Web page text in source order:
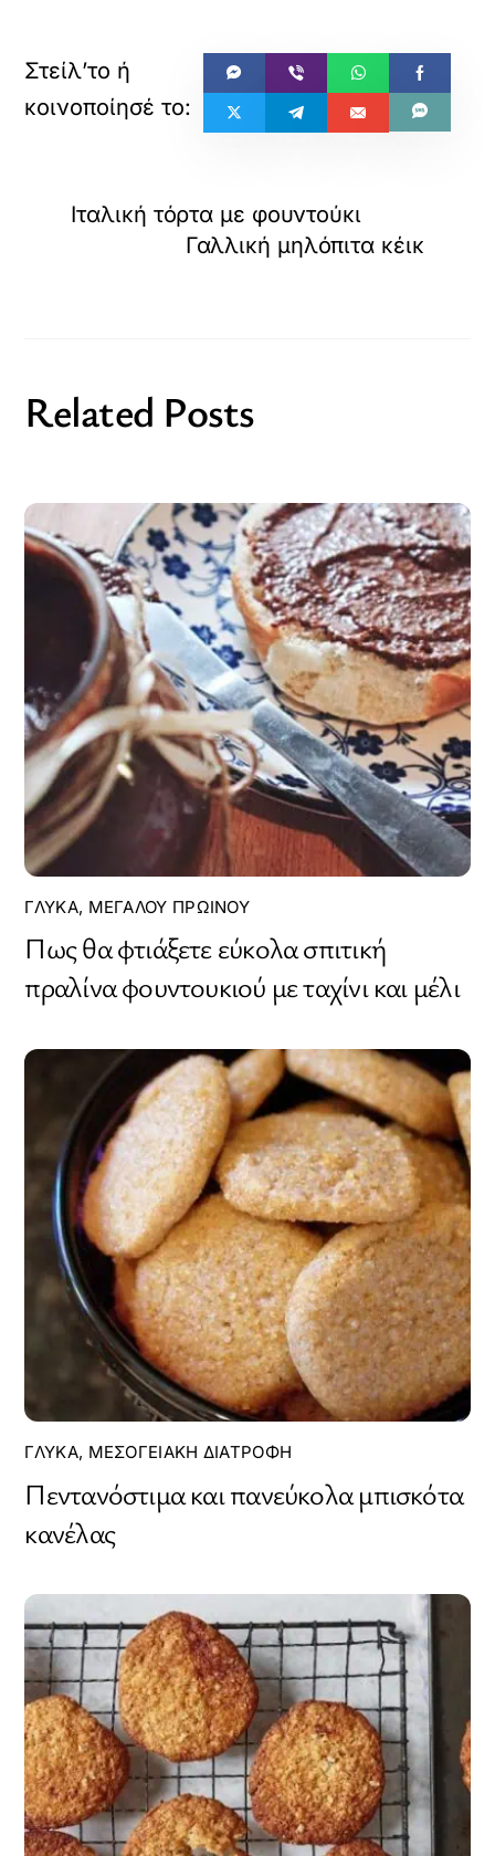
Ιταλική τόρτα µε φουντούκι
Γαλλική μηλόπιτα κέικ
Related Posts
ΓΛΥΚΆ, ΜΕΓΆΛΟΥ ΠΡΩΙΝΟΎ
Πως θα φτιάξετε εύκολα σπιτική
πραλίνα φουντουκιού με ταχίνι και μέλι
ΓΛΥΚΆ, ΜΕΣΟΓΕΙΑΚΉ ΔΙΑΤΡΟΦΉ
Πεντανόστιμα και πανεύκολα μπισκότα
κανέλας